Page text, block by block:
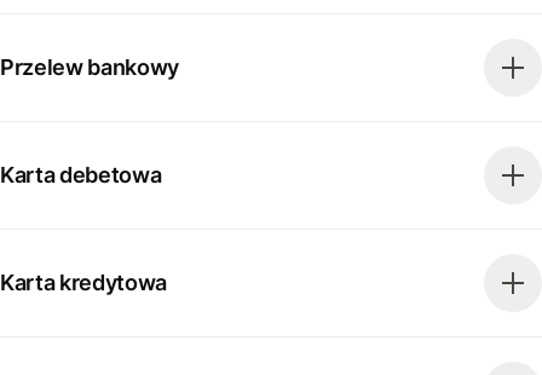
Przelew bankowy
Karta debetowa
Karta kredytowa